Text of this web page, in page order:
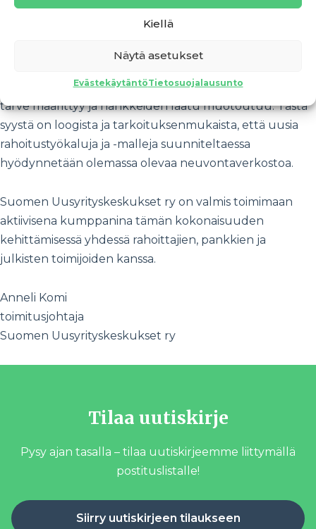
Kiellä
Näytä asetukset
EvästekäytäntöTietosuojalausunto
Samalla SUK nostaa esiin, että Suomella on jo
käytössään valtakunnallinen, laadukas ja kattava
alkavien yrittäjien yritysneuvontaverkosto.
alkavista yrittäjistä juuri siinä vaiheessa, jossa rahoituksen
tarve määrittyy ja hankkeiden laatu muotoutuu. Tästä
syystä on loogista ja tarkoituksenmukaista, että uusia
rahoitustyökaluja ja -malleja suunniteltaessa
hyödynnetään olemassa olevaa neuvontaverkostoa.
Suomen Uusyrityskeskukset ry on valmis toimimaan
aktiivisena kumppanina tämän kokonaisuuden
kehittämisessä yhdessä rahoittajien, pankkien ja
julkisten toimijoiden kanssa.
Anneli Komi
toimitusjohtaja
Suomen Uusyrityskeskukset ry
Tilaa uutiskirje
Pysy ajan tasalla – tilaa uutiskirjeemme liittymällä
postituslistalle!
Siirry uutiskirjeen tilaukseen